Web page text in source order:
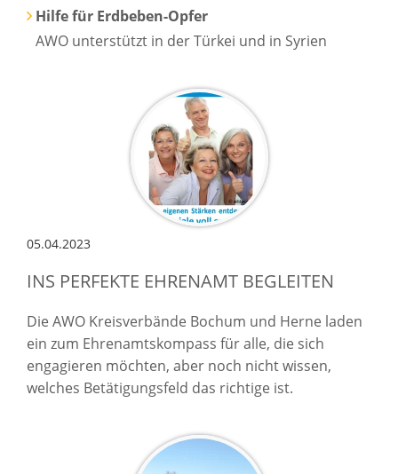
Hilfe für Erdbeben-Opfer
AWO unterstützt in der Türkei und in Syrien
05.04.2023
INS PERFEKTE EHRENAMT BEGLEITEN
Die AWO Kreisverbände Bochum und Herne laden
ein zum Ehrenamtskompass für alle, die sich
engagieren möchten, aber noch nicht wissen,
welches Betätigungsfeld das richtige ist.